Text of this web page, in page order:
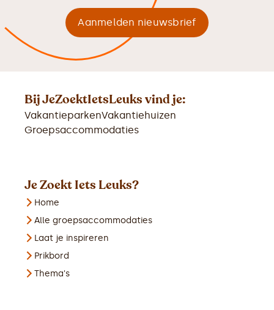
Bij JeZoektIetsLeuks vind je:
VakantieparkenVakantiehuizen
Groepsaccommodaties
Je Zoekt Iets Leuks?
Home
Alle groepsaccommodaties
Laat je inspireren
Prikbord
Thema's